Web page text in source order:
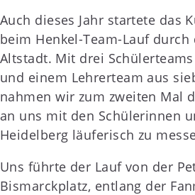
Auch dieses Jahr startete das
beim Henkel-Team-Lauf
Altstadt. Mit drei
und einem Lehrerteam aus
nahmen wir zum zweiten Mal
an uns mit den Schülerinnen
Heidelberg läuferisch zu
Uns führte der Lauf von der
Bismarckplatz, entlang der